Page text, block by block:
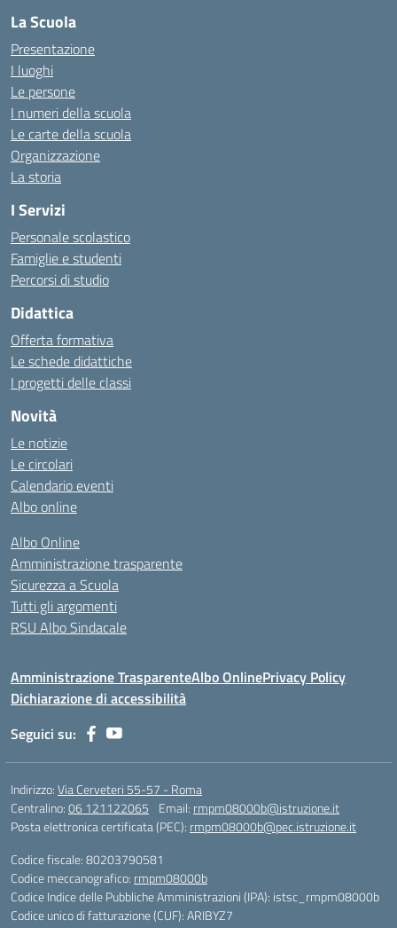
La Scuola
Presentazione
I luoghi
Le persone
I numeri della scuola
Le carte della scuola
Organizzazione
La storia
I Servizi
Personale scolastico
Famiglie e studenti
Percorsi di studio
Didattica
Offerta formativa
Le schede didattiche
I progetti delle classi
Novità
Le notizie
Le circolari
Calendario eventi
Albo online
Albo Online
Amministrazione trasparente
Sicurezza a Scuola
Tutti gli argomenti
RSU Albo Sindacale
Amministrazione TrasparenteAlbo OnlinePrivacy Policy
Dichiarazione di accessibilità
Seguici su:
Indirizzo:Via Cerveteri 55-57 - Roma
Centralino:06 121122065 Email: rmpm08000b@istruzione.it
Posta elettronica certificata (PEC): rmpm08000b@pec.istruzione.it
Codice fiscale: 80203790581
Codice meccanografico: rmpm08000b
Codice Indice delle Pubbliche Amministrazioni (IPA): istsc_rmpm08000b
Codice unico di fatturazione (CUF): ARIBYZ7